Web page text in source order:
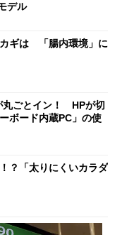
デル
ギは 「腸内環境」に
丸ごとイン！ HPが切
ボード内蔵PC」の使
？「太りにくいカラダ